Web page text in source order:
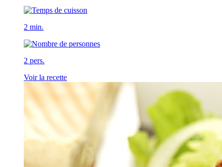
2 min.
2 pers.
Voir la recette